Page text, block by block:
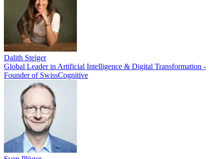
Dalith Steiger
Global Leader in Artificial Intelligence & Digital Transformation -
Founder of SwissCognitive